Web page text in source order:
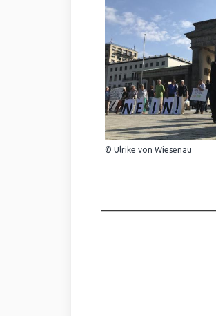
© Ulrike von Wiesenau